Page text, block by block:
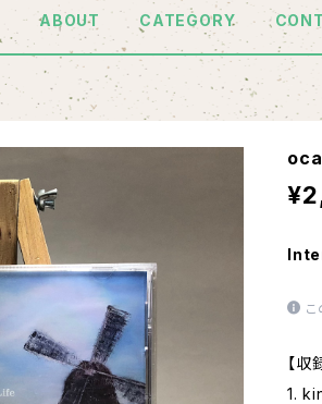
ABOUT CATEGORY
【収
1.